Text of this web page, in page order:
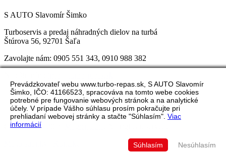
Prevádzkovateľ webu www.turbo-repas.sk, S AUTO Slavomír
Šimko, IČO: 41166523, spracováva na tomto webe cookies
potrebné pre fungovanie webových stránok a na analytické
účely. V prípade Vášho súhlasu prosím pokračujte pri
prehliadaní webovej stránky a stačte "Súhlasím". Viac
informácií
Nesúhlasím
Súhlasím
S AUTO Slavomír Šimko
Turboservis a predaj náhradných dielov na turbá
Štúrova 56, 92701 Šaľa
Zavolajte nám: 0905 551 343, 0910 988 382
Otváracie hodiny:Pondelok-Piatok 8:30 do 17:00
Copyright © 2016